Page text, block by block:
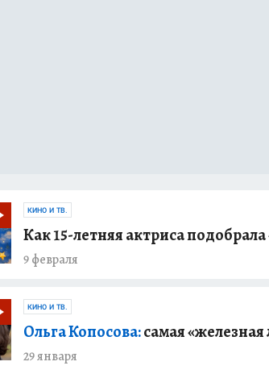
КИНО И ТВ.
Как 15-летняя актриса
9 февраля
КИНО И ТВ.
Ольга Копосова:самая
29 января